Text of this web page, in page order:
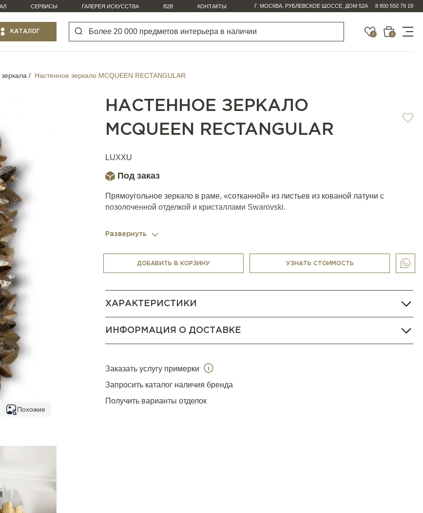
СЕРВИСЫ ГАЛЕРЕЯ ИСКУССТВА B2B КОНТАКТЫ Г. МОСКВА, РУБЛЕВСКОЕ ШОССЕ, ДОМ 52А 8 800 550 79 19
КАТАЛОГ 0 0
Настенное зеркало MCQUEEN RECTANGULAR
Похожие
НАСТЕННОЕ ЗЕРКАЛО
MCQUEEN RECTANGULAR
LUXXU
Под заказ
Прямоугольное зеркало в раме, «сотканной» из листьев из кованой латуни с
позолоченной отделкой и кристаллами Swarovski.
Развернуть
ДОБАВИТЬ В КОРЗИНУ УЗНАТЬ СТОИМОСТЬ
ХАРАКТЕРИСТИКИ
ИНФОРМАЦИЯ О ДОСТАВКЕ
Заказать услугу примерки
Запросить каталог наличия бренда
Получить варианты отделок